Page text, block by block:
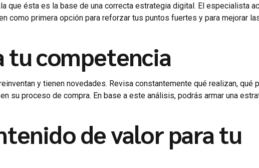
que ésta es la base de una correcta estrategia digital. El especialista
como primera opción para reforzar tus puntos fuertes y para mejorar
tu competencia
y tienen novedades. Revisa constantemente qué realizan, qué
su proceso de compra. En base a este análisis, podrás armar una
de valor para tu